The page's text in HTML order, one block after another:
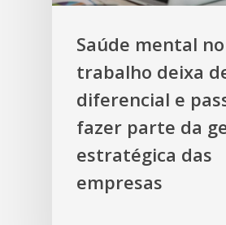
Saúde mental no
trabalho deixa
diferencial e
fazer parte da
estratégica das
empresas